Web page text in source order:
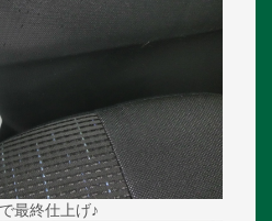
最終仕上げ♪